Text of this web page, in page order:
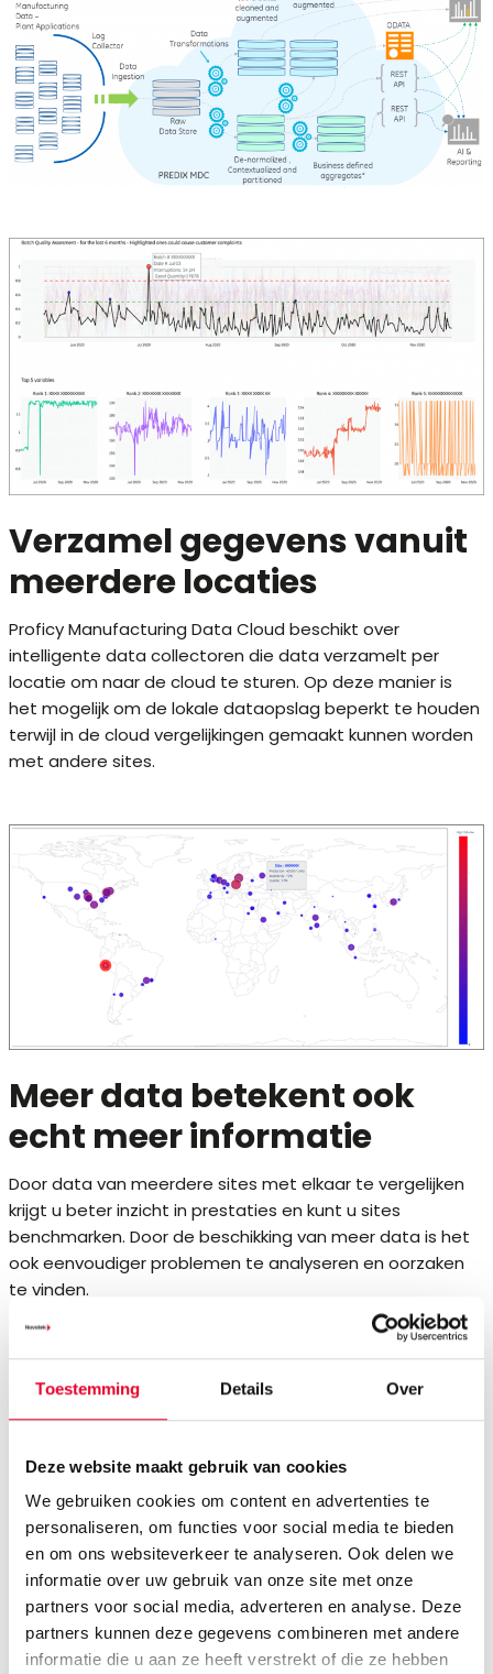
Toestemming Details Over
Deze website maakt gebruik van cookies
We gebruiken cookies om content en advertenties te
personaliseren, om functies voor social media te bieden
en om ons websiteverkeer te analyseren. Ook delen we
informatie over uw gebruik van onze site met onze
partners voor social media, adverteren en analyse. Deze
partners kunnen deze gegevens combineren met andere
informatie die u aan ze heeft verstrekt of die ze hebben
Verzamel gegevens vanuit
meerdere locaties
Proficy Manufacturing Data Cloud beschikt over
intelligente data collectoren die data verzamelt per
locatie om naar de cloud te sturen. Op deze manier is
het mogelijk om de lokale dataopslag beperkt te houden
terwijl in de cloud vergelijkingen gemaakt kunnen worden
met andere sites.
Meer data betekent ook
echt meer informatie
Door data van meerdere sites met elkaar te vergelijken
krijgt u beter inzicht in prestaties en kunt u sites
benchmarken. Door de beschikking van meer data is het
ook eenvoudiger problemen te analyseren en oorzaken
te vinden.
Met Proficy Manufacturing Data Cloud kunt
tot een geheel;
Een globale structuur aanbrengen, ook als er lokaal
kleine afwijkingen zijn;
Prestaties van fabrieken onderling met elkaar
vergelijken;
Sneller problemen analyseren en oplossen omdat er
meer data beschikbaar is;
Een realtime overzicht creëren van de huidige